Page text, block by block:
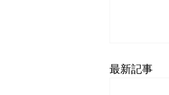
最新記事